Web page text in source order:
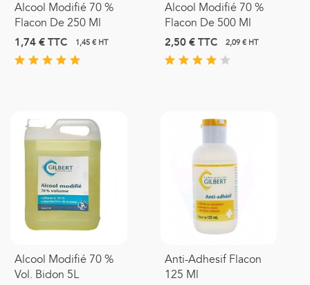
Alcool Modifié 70 %
Flacon De 250 Ml
1,74 €TTC 1,45 € HT
Alcool Modifié 70 %
Flacon De 500 Ml
2,50 €TTC 2,09 € HT
Alcool Modifié 70 %
Vol. Bidon 5L
Anti-Adhesif Flacon
125 Ml